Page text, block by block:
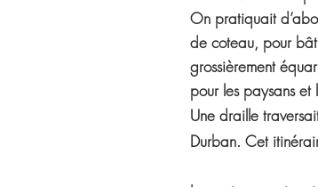
On pratiquait
de coteau, pour
grossièrement
pour les paysans et
Une draille
Durban. Cet